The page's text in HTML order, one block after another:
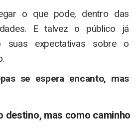
o que pode, dentro das
E talvez o público já
suas expectativas sobre o
se espera encanto, mas
destino, mas como caminho